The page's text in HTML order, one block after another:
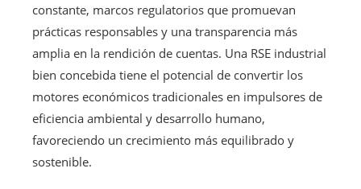
constante, marcos regulatorios que promuevan
prácticas responsables y una transparencia más
amplia en la rendición de cuentas. Una RSE industrial
bien concebida tiene el potencial de convertir los
motores económicos tradicionales en impulsores de
eficiencia ambiental y desarrollo humano,
favoreciendo un crecimiento más equilibrado y
sostenible.